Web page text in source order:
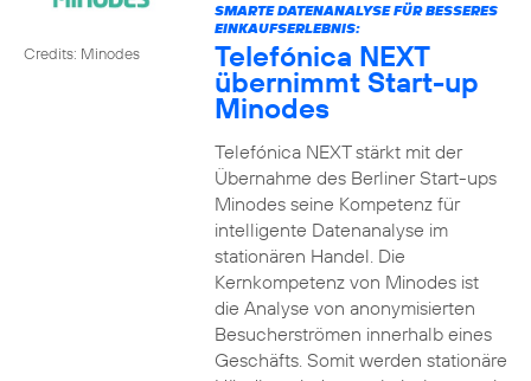
Credits: Minodes
SMARTE DATENANALYSE FÜR BESSERES
EINKAUFSERLEBNIS:
Telefónica NEXT
übernimmt Start-up
Minodes
Telefónica NEXT stärkt mit der
Übernahme des Berliner Start-ups
Minodes seine Kompetenz für
intelligente Datenanalyse im
stationären Handel. Die
Kernkompetenz von Minodes ist
die Analyse von anonymisierten
Besucherströmen innerhalb eines
Geschäfts. Somit werden stationäre